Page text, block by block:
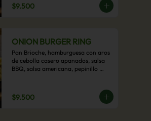
$9.500
ONION BURGER RING
Pan Brioche, hamburguesa con aros
de cebolla casero apanados, salsa
BBQ, salsa americana, pepinillo
acompañamiento de papas fritas.
$9.500